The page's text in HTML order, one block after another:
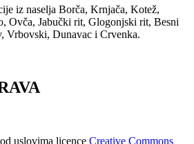
iz naselja Borča, Krnjača, Kotež,
Ovča, Jabučki rit, Glogonjski rit, Besni
Vrbovski, Dunavac i Crvenka.
uslovima licence Creative Commons